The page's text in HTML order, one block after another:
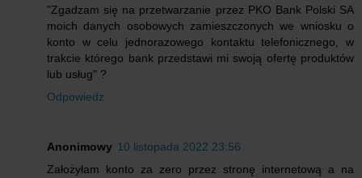
"Zgadzam się na przetwarzanie przez PKO Bank Polski SA
moich danych osobowych zamieszczonych we wniosku o
konto w celu jednorazowego kontaktu telefonicznego, w
trakcie którego bank przedstawi mi swoją ofertę produktów
lub usług" ?
Odpowiedz
Anonimowy 10 listopada 2022 23:56
Założyłam konto za zero przez stronę internetową a na